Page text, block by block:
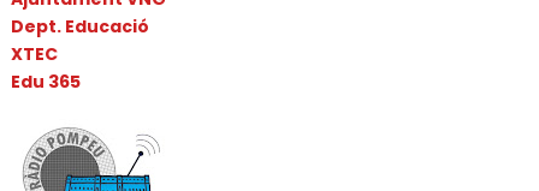
Dept. Educació
XTEC
Edu 365